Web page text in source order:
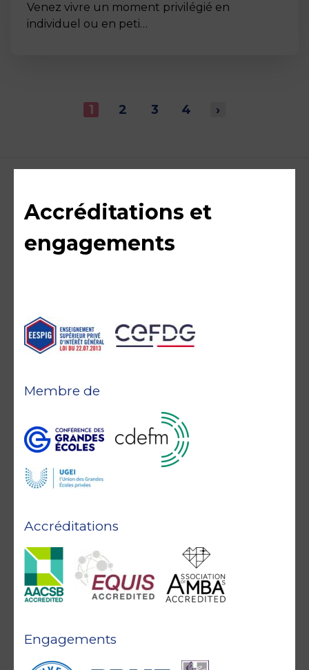
Venez vivre un moment privilégié en
individuel ou en peti…
1 2 3 4 ›
Accréditations et
engagements
Accréditations
Membre de
Engagements